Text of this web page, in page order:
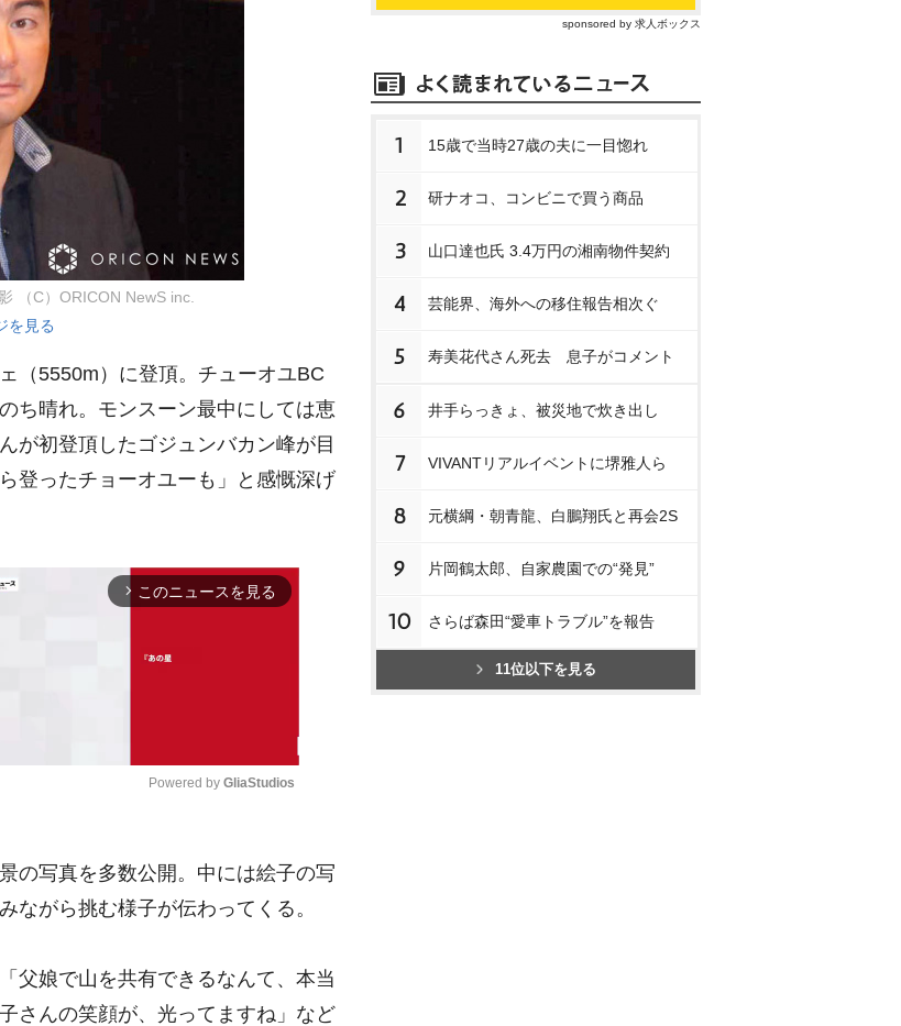
C）ORICON NewS inc.
を見る
（5550m）に登頂。チューオユBC
ち晴れ。モンスーン最中にしては恵
が初登頂したゴジュンバカン峰が目
登ったチョーオユーも」と感慨深げ
arrow_forward_ios このニュースを見る
u
t
Powered by GliaStudios
の写真を多数公開。中には絵子の写
ながら挑む様子が伝わってくる。
父娘で山を共有できるなんて、本当
さんの笑顔が、光ってますね」など
sponsored by 求人ボックス
1 15歳で当時27歳の夫に一目惚れ
2 研ナオコ、コンビニで買う商品
3 山口達也氏 3.4万円の湘南物件契約
4 芸能界、海外への移住報告相次ぐ
5 寿美花代さん死去 息子がコメント
6 井手らっきょ、被災地で炊き出し
7 VIVANTリアルイベントに堺雅人ら
8 元横綱・朝青龍、白鵬翔氏と再会2S
9 片岡鶴太郎、自家農園での“発見”
10 さらば森田“愛車トラブル”を報告
11位以下を見る